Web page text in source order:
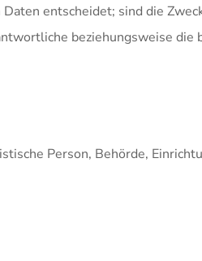
entscheidet; sind die
beziehungsweise
Person, Behörde,